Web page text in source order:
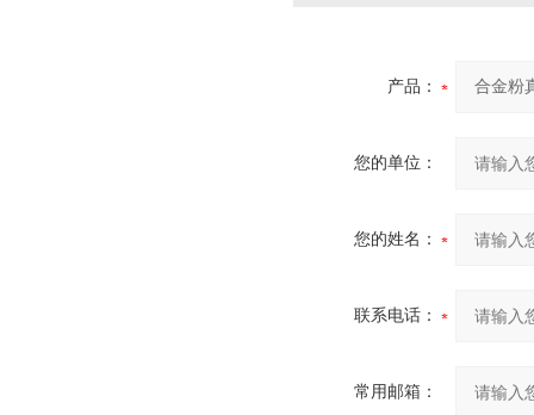
产品：
您的单位：
您的姓名：
联系电话：
常用邮箱：